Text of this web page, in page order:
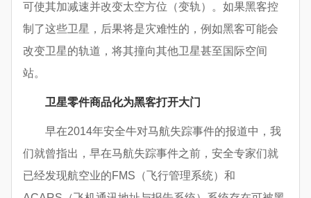
可使其加减速并改变太空方位（变轨）。如果黑客控
制了这些卫星，后果将是灾难性的，例如黑客可能会
改变卫星的轨道，将其撞向其他卫星甚至国际空间
站。
卫星零件商品化为黑客打开大门
早在2014年安全牛对马航失踪事件的报道中，我
们就曾指出，早在马航失踪事件之前，安全专家们就
已经发现航空业的FMS（飞行管理系统）和